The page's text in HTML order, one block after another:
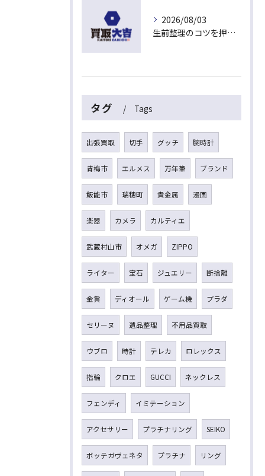
2026/08/03
生前整理のコツを押さえて埼玉県入間市上藤沢で安心して進める方法
タグ Tags
出張買取 切手 グッチ 腕時計
青梅市 エルメス 万年筆 ブランド
飯能市 瑞穂町 貴金属 漫画
楽器 カメラ カルティエ
武蔵村山市 オメガ ZIPPO
ライター 宝石 ジュエリー 断捨離
金貨 ディオール ゲーム機 プラダ
セリーヌ 遺品整理 不用品買取
ウブロ 時計 テレカ ロレックス
指輪 クロエ GUCCI ネックレス
フェンディ イミテーション
アクセサリー プラチナリング SEIKO
ボッテガヴェネタ プラチナ リング